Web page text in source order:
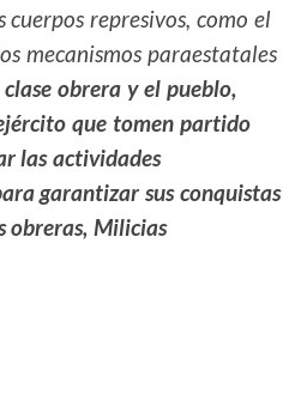
represivos, como el
mecanismos paraestatales
obrera y el pueblo,
que tomen partido
las actividades
garantizar sus conquistas
obreras, Milicias